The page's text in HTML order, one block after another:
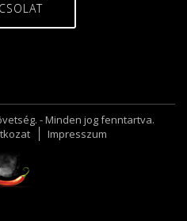
- Minden jog fenntartva.
Impresszum